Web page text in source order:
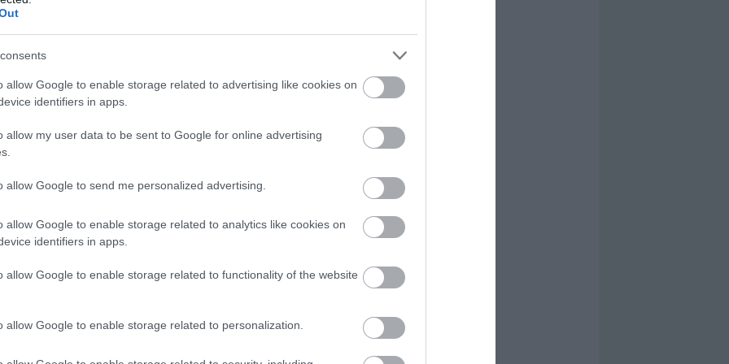
allow Google to enable storage related to advertising like cookies on
identifiers in apps.
allow my user data to be sent to Google for online advertising
allow Google to send me personalized advertising.
allow Google to enable storage related to analytics like cookies on
identifiers in apps.
allow Google to enable storage related to functionality of the website
allow Google to enable storage related to personalization.
fakat ben ortada bir maç bekliyorum.
ve iyi giderken hem Davidson hem Efecan’ın
problemi yaşayacaklarını düşünüyorum.
olabilir. Son maçın Bernardo Silva’sı Emre
isimlerden biri de Pjanic. Bu hafta iç sahada iyi
Josef’in yokluğu, Ghezzal’in olmama
düşündürüyor beni. Bir katkı bekliyorum.
Maç haftası için kadronuzu belirlerken bu